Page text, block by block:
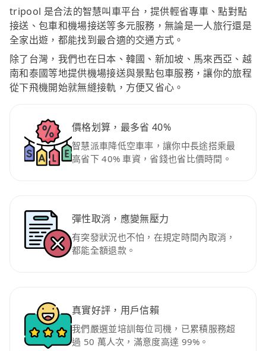
tripool 是合法的智慧叫車平台，提供輕省專車、點對點
接送、包車和機場接送等多元服務，無論是一人旅行還是
全家出遊，都能找到最合適的交通方式。
除了台灣，我們也在日本、韓國、新加坡、馬來西亞、越
南和泰國等地提供機場接送與景點包車服務，讓你的旅程
從下飛機開始就無縫接軌，方便又省心。
價格划算，最多省 40%
智慧派車降低空車率，讓你中長途搭乘最
高省下 40% 車資，省錢也省比價時間。
彈性取消，應變無壓力
有突發狀況也不怕，在規定時間內取消，
都能全額退款。
真實好評，用戶信賴
我們嚴選並培訓每位司機，已累積服務超
過 50 萬人次，滿意度高達 99%。